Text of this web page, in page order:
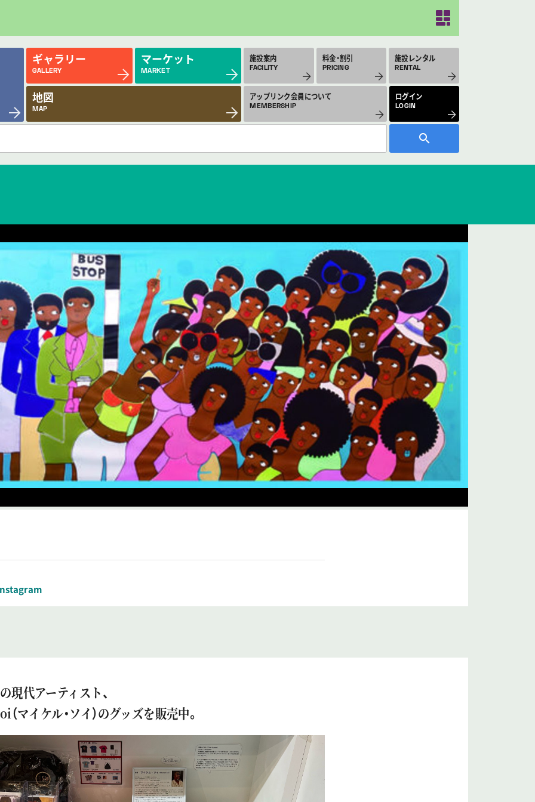
ギャラリー
GALLERY
マーケット
MARKET
地図
MAP
施設案内
FACILITY
料金・割引
PRICING
施設レンタル
RENTAL
アップリンク会員について
MEMBERSHIP
ログイン
LOGIN
現代アーティスト、
マイケル・ソイ）のグッズを販売中。